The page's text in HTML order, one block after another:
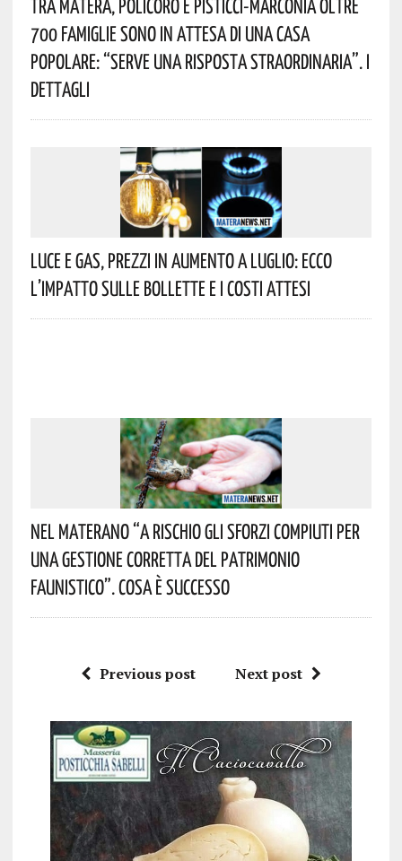
Tra Matera, Policoro E Pisticci-Marconia Oltre
700 Famiglie Sono In Attesa Di Una Casa
Popolare: “serve Una Risposta Straordinaria”. I
Dettagli
Luce E Gas, Prezzi In Aumento A Luglio: Ecco
L’impatto Sulle Bollette E I Costi Attesi
Nel Materano “a Rischio Gli Sforzi Compiuti Per
Una Gestione Corretta Del Patrimonio
Faunistico”. Cosa È Successo
Previous post Next post